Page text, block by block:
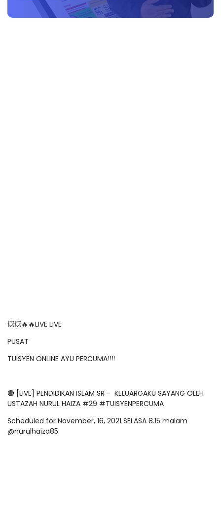
💥💥🔥🔥LIVE LIVE
PUSAT
TUISYEN ONLINE AYU PERCUMA‼️‼️
🔴 [LIVE] PENDIDIKAN ISLAM SR - KELUARGAKU SAYANG OLEH
USTAZAH NURUL HAIZA #29 #TUISYENPERCUMA
Scheduled for November, 16, 2021 SELASA 8.15 malam
@nurulhaiza85